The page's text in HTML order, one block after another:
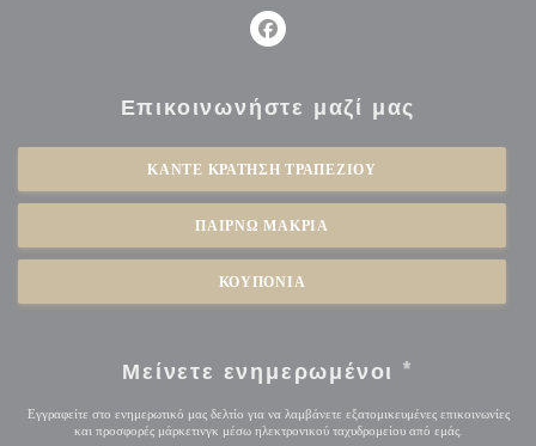
Facebook ((ανοίγει σε νέο
Επικοινωνήστε μαζί μας
ΚΆΝΤΕ ΚΡΆΤΗΣΗ ΤΡΑΠΕΖΙΟΎ
ΠΑΊΡΝΩ ΜΑΚΡΙΆ
ΚΟΥΠΌΝΙΑ
Μείνετε ενημερωμένοι *
Εγγραφείτε στο ενημερωτικό μας δελτίο για να λαμβάνετε εξατομικευμένες επικοινωνίες
και προσφορές μάρκετινγκ μέσω ηλεκτρονικού ταχυδρομείου από εμάς.